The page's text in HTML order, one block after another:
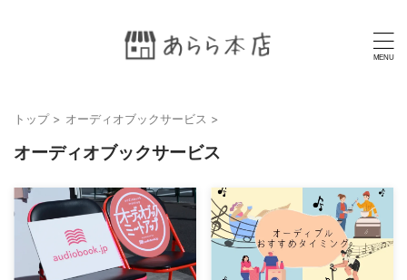
トップ> オーディオブックサービス >
オーディオブックサービス